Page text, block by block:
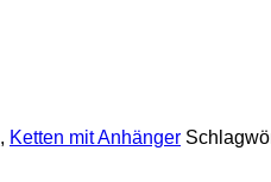
, Ketten mit Anhänger